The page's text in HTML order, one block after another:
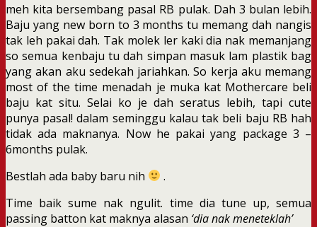
meh kita bersembang pasal RB pulak. Dah 3 bulan lebih.
Baju yang new born to 3 months tu memang dah nangis
tak leh pakai dah. Tak molek ler kaki dia nak memanjang
so semua kenbaju tu dah simpan masuk lam plastik bag
yang akan aku sedekah jariahkan. So kerja aku memang
most of the time menadah je muka kat Mothercare beli
baju kat situ. Selai ko je dah seratus lebih, tapi cute
punya pasal! dalam seminggu kalau tak beli baju RB hah
tidak ada maknanya. Now he pakai yang package 3 –
6months pulak.
Bestlah ada baby baru nih
.
Time baik sume nak ngulit. time dia tune up, semua
passing batton kat maknya alasan ‘dia nak meneteklah’